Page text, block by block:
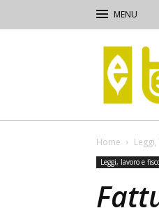
Terra
e
Vita
Home
Leggi, lavoro e